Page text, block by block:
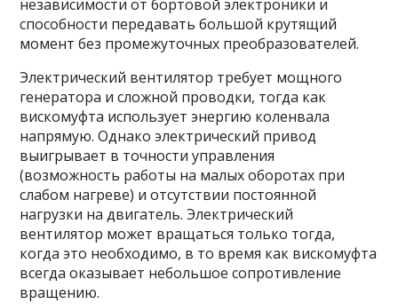
независимости от бортовой электроники и
способности передавать большой крутящий
момент без промежуточных преобразователей.
Электрический вентилятор требует мощного
генератора и сложной проводки, тогда как
вискомуфта использует энергию коленвала
напрямую. Однако электрический привод
выигрывает в точности управления
(возможность работы на малых оборотах при
слабом нагреве) и отсутствии постоянной
нагрузки на двигатель. Электрический
вентилятор может вращаться только тогда,
когда это необходимо, в то время как вискомуфта
всегда оказывает небольшое сопротивление
вращению.